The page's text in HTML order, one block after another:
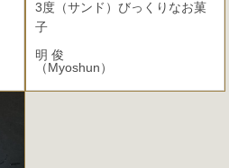
2025.04.16
3度（サンド）びっくりなお菓
子
明 俊
（Myoshun）